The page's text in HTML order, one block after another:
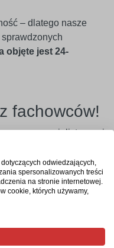
– dlatego nasze
objęte jest 24-
fachowców!
specjalistycznej
przenieść
a następnie zdjąć folię
najlepszy efekt,
dni od zakupu.
ścian pokrytych
(np. ceramicznymi,
odwiedzających,
spersonalizowanych treści
na stronie internetowej.
cookie, których używamy,